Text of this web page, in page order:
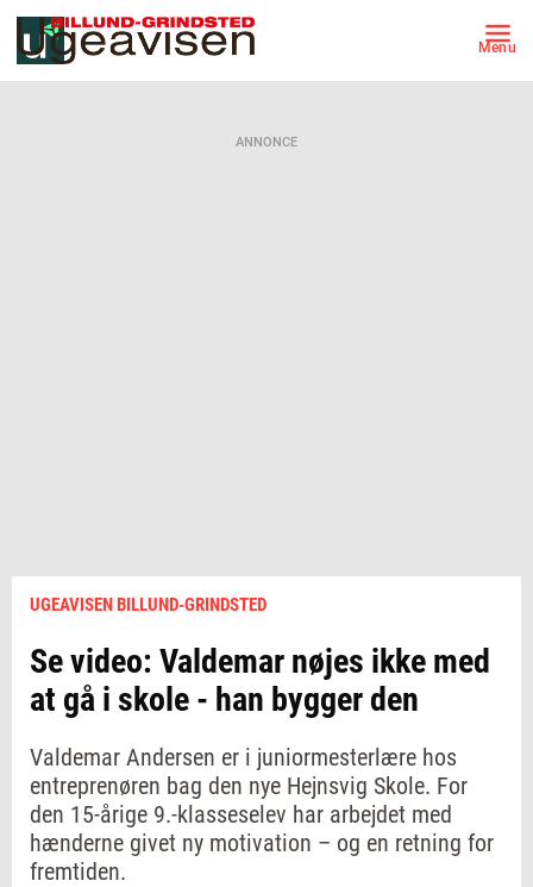
Menu
ANNONCE
UGEAVISEN BILLUND-GRINDSTED
Se video: Valdemar nøjes ikke med
at gå i skole - han bygger den
Valdemar Andersen er i juniormesterlære hos
entreprenøren bag den nye Hejnsvig Skole. For
den 15-årige 9.-klasseselev har arbejdet med
hænderne givet ny motivation – og en retning for
fremtiden.